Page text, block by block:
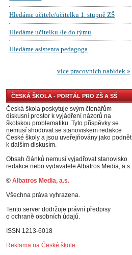
ČESKÁ ŠKOLA - PORTÁL PRO ZŠ A SŠ
Česká škola poskytuje svým čtenářům
diskusní prostor k vyjádření názorů na
školskou problematiku. Tyto příspěvky se
nemusí shodovat se stanoviskem redakce
České školy a jsou uveřejňovány jako podnět
k dalším diskusím.
Obsah článků nemusí vyjadřovat stanovisko
redakce nebo vydavatele Albatros Media, a.s.
© Albatros Media, a.s.
Všechna práva vyhrazena.
Tento server dodržuje právní předpisy
o ochraně osobních údajů.
ISSN 1213-6018
Reklama na České škole